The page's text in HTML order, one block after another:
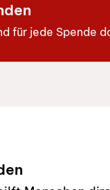
für jede Spende